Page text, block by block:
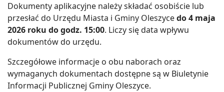
Dokumenty aplikacyjne należy składać osobiście lub
przesłać do Urzędu Miasta i Gminy Oleszycedo 4 maja
2026 roku do godz. 15:00. Liczy się data wpływu
dokumentów do urzędu.
Szczegółowe informacje o obu naborach oraz
wymaganych dokumentach dostępne są w Biuletynie
Informacji Publicznej Gminy Oleszyce.